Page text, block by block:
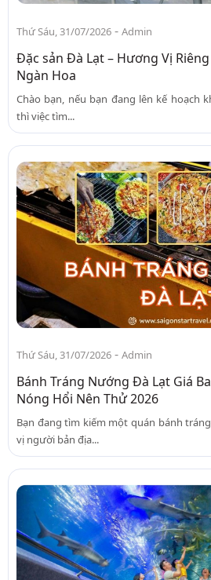
Thứ Sáu, 31/07/2026 - Admin
Đặc sản Đà Lạt – Hương Vị
Ngàn Hoa
Chào bạn, nếu bạn đang lên kế hoạch
thì việc tìm...
Thứ Sáu, 31/07/2026 - Admin
Bánh Tráng Nướng Đà Lạt Giá
Nóng Hổi Nên Thử 2026
Bạn đang tìm kiếm một quán bánh
vị người bản địa...